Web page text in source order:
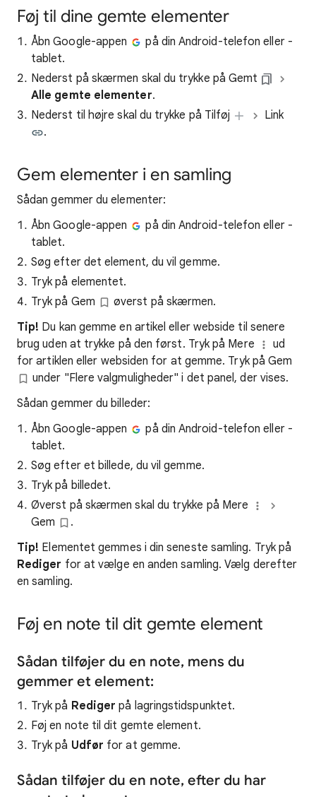
Føj til dine gemte elementer
Åbn Google-appen
på din Android-telefon eller -
tablet.
Nederst på skærmen skal du trykke på Gemt
Alle gemte elementer.
Nederst til højre skal du trykke på Tilføj
Link
.
Gem elementer i en samling
Sådan gemmer du elementer:
Åbn Google-appen
på din Android-telefon eller -
tablet.
Søg efter det element, du vil gemme.
Tryk på elementet.
Tryk på Gem
øverst på skærmen.
Tip! Du kan gemme en artikel eller webside til senere
brug uden at trykke på den først. Tryk på Mere
ud
for artiklen eller websiden for at gemme. Tryk på Gem
under "Flere valgmuligheder" i det panel, der vises.
Sådan gemmer du billeder:
Åbn Google-appen
på din Android-telefon eller -
tablet.
Søg efter et billede, du vil gemme.
Tryk på billedet.
Øverst på skærmen skal du trykke på Mere
Gem
.
Tip! Elementet gemmes i din seneste samling. Tryk på
Rediger for at vælge en anden samling. Vælg derefter
en samling.
Føj en note til dit gemte element
Sådan tilføjer du en note, mens du
gemmer et element:
Tryk på Rediger på lagringstidspunktet.
Føj en note til dit gemte element.
Tryk på Udfør for at gemme.
Sådan tilføjer du en note, efter du har